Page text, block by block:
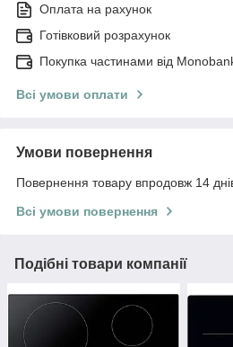
Оплата на рахунок
Готівковий розрахунок
Покупка частинами від
Всі умови оплати
Умови повернення
Повернення товару впродовж 14
Всі умови повернення
Подібні товари компанії